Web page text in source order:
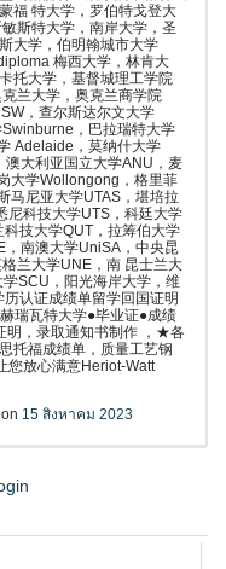
福 特大学，罗伯特戈登大
斯特大学，南岸大学，圣
大学，伯明翰城市大学
梅西大学，林肯大
托大学，基督城理工学院
兰大学，奥克兰商学院
，查尔斯达尔文大学
，巴拉瑞特大学
Adelaide，莫纳什大学
澳大利亚国立大学ANU，麦
大学Wollongong，格里菲
马尼亚大学UTAS，堪培拉
尼科技大学UTS，科廷大学
技大学QUT，拉筹伯大学
，南澳大学UniSA，中央昆
兰大学UNE，南 昆士兰大
SCU，阳光海岸大学，维
认证成绩单留学回国证明
瑞瓦特大学●毕业证●成绩
明，录取通知书制作 ，★各
托福成绩单，质量工艺钢
您放心满意Heriot-Watt
15 สิงหาคม 2023